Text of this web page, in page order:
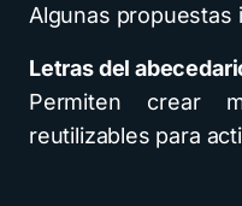
Algunas propuestas
Letras del
Permiten crear
reutilizables para